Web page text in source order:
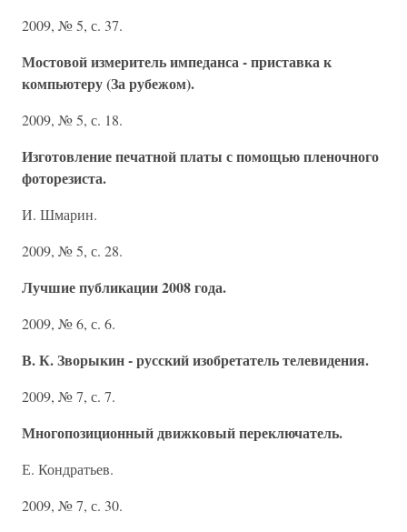
2009, № 5, с. 37.
Мостовой измеритель импеданса - приставка к
компьютеру (За рубежом).
2009, № 5, с. 18.
Изготовление печатной платы с помощью пленочного
фоторезиста.
И. Шмарин.
2009, № 5, с. 28.
Лучшие публикации 2008 года.
2009, № 6, с. 6.
В. К. Зворыкин - русский изобретатель телевидения.
2009, № 7, с. 7.
Многопозиционный движковый переключатель.
Е. Кондратьев.
2009, № 7, с. 30.